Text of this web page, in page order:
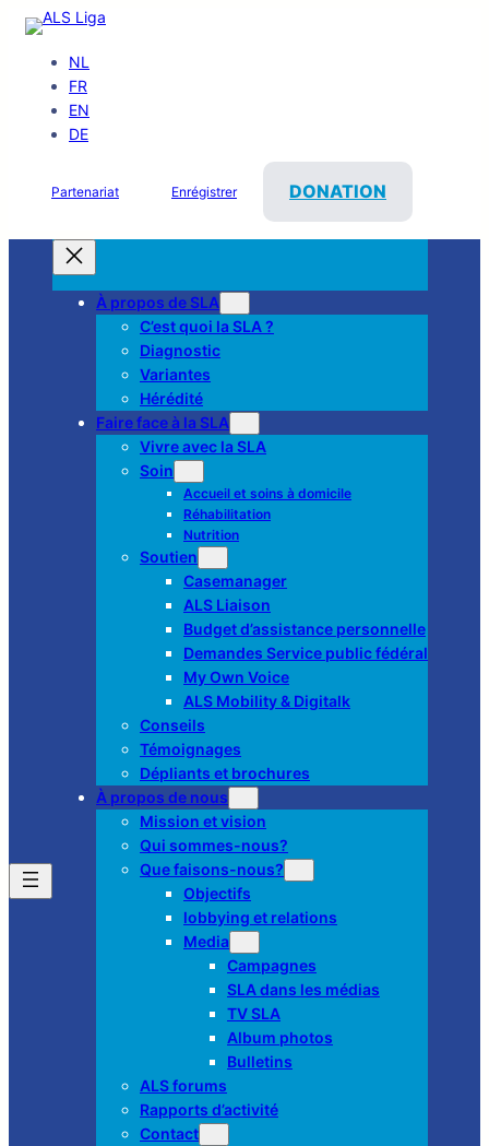
NL
FR
EN
DE
Partenariat Enrégistrer DONATION
À propos de SLA
C’est quoi la SLA ?
Diagnostic
Variantes
Hérédité
Faire face à la SLA
Vivre avec la SLA
Soin
Accueil et soins à domicile
Réhabilitation
Nutrition
Soutien
Casemanager
ALS Liaison
Budget d’assistance personnelle
Demandes Service public fédéral
My Own Voice
ALS Mobility & Digitalk
Conseils
Témoignages
Dépliants et brochures
À propos de nous
Mission et vision
Qui sommes-nous?
Que faisons-nous?
Objectifs
lobbying et relations
Media
Campagnes
SLA dans les médias
TV SLA
Album photos
Bulletins
ALS forums
Rapports d’activité
Contact